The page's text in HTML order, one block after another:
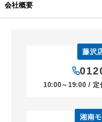
会社概要
藤沢
10:00～19:00 / 定
湘南